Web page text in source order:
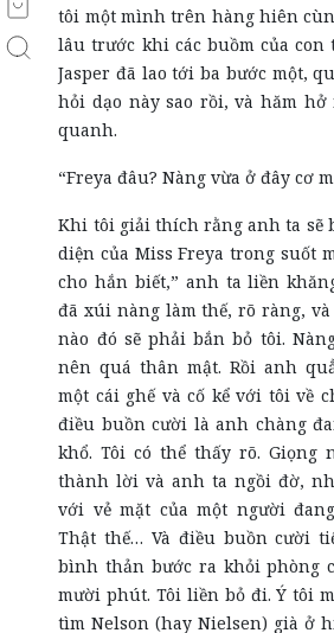
tôi một mình trên hàng hiên
lâu trước khi các buồm của
Jasper đã lao tới ba bước một,
hỏi dạo này sao rồi, và hăm
quanh.
“Freya đâu? Nàng vừa ở đây cơ
Khi tôi giải thích rằng anh ta sẽ
diện của Miss Freya trong suốt
cho hắn biết,” anh ta liền
đã xúi nàng làm thế, rõ ràng,
nào đó sẽ phải bắn bỏ tôi.
nên quá thân mật. Rồi anh
một cái ghế và cố kể với tôi về
điều buồn cười là anh chàng
khổ. Tôi có thể thấy rõ. Giọng
thành lời và anh ta ngồi đờ,
với vẻ mặt của một người
Thật thế… Và điều buồn cười
bình thản bước ra khỏi phòng
mười phút. Tôi liền bỏ đi. Ý tôi
tìm Nelson (hay Nielsen) già ở